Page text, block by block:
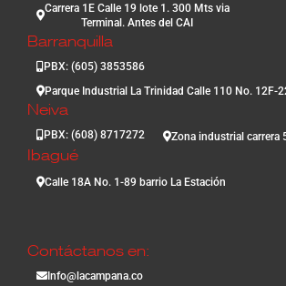
Carrera 1E Calle 19 lote 1. 300 Mts via
Terminal. Antes del CAI
Barranquilla
PBX: (605) 3853586
Parque Industrial La Trinidad Calle 110 No. 12F-
Neiva
PBX: (608) 8717272 Zona industrial carrera
Ibagué
Calle 18A No. 1-89 barrio La Estación
Contáctanos en:
Info@lacampana.co